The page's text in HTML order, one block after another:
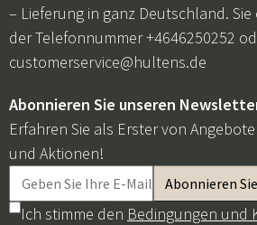
– Lieferung in ganz Deutschland.
der Telefonnummer +4646250252
customerservice@hultens.de
Abonnieren Sie unseren
Erfahren Sie als Erster von
und Aktionen!
Ich stimme den Bedingungen und